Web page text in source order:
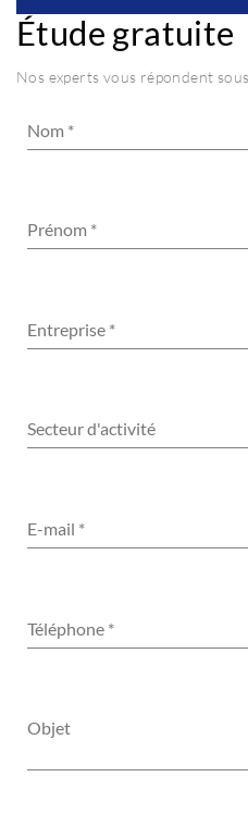
Étude gratuite
Nos experts vous répondent